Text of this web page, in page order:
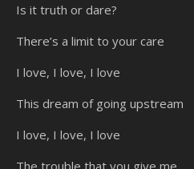
Is it truth or dare?
There’s a limit to your care
I love, I love, I love
This dream of going upstream
I love, I love, I love
The trouble that you give me